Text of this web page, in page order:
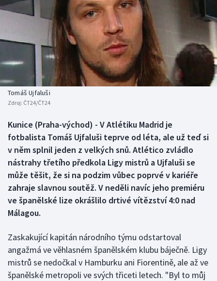
DALŠÍ SPORTY
Americký fotbal
Baseball a softbal
Basketbal
Biatlon
Boby a skeleton
Box
Curling
Dostihy
Futsal
Golf
NEPŘEHLÉDNĚTE
Soutěže
Historické návraty
Aplikace ČT sport
AZ kvíz
Tomáš Ujfaluši
Zdroj: ČT24/ČT24
Kunice (Praha-východ) - V Atlétiku Madrid je
fotbalista Tomáš Ujfaluši teprve od léta, ale už teď si
v něm splnil jeden z velkých snů. Atlético zvládlo
nástrahy třetího předkola Ligy mistrů a Ujfaluši se
může těšit, že si na podzim vůbec poprvé v kariéře
zahraje slavnou soutěž. V neděli navíc jeho premiéru
ve španělské lize okrášlilo drtivé vítězství 4:0 nad
Málagou.
Zaskakující kapitán národního týmu odstartoval
angažmá ve věhlasném španělském klubu báječně. Ligy
mistrů se nedočkal v Hamburku ani Fiorentině, ale až ve
španělské metropoli ve svých třiceti letech. "Byl to můj